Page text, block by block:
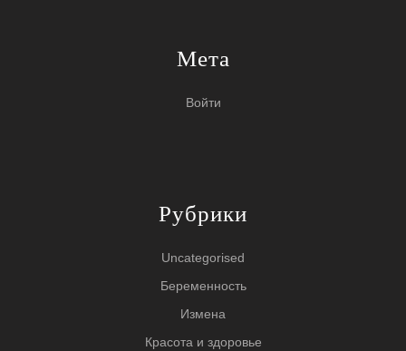
Мета
Войти
Рубрики
Uncategorised
Беременность
Измена
Красота и здоровье